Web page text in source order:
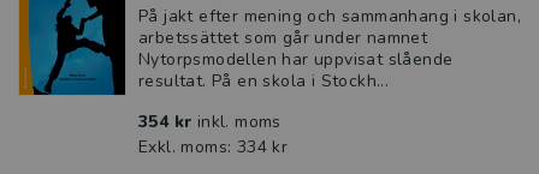
På jakt efter mening och sammanhang i skolan,
arbetssättet som går under namnet
Nytorpsmodellen har uppvisat slående
resultat. På en skola i Stockh...
354 kr inkl. moms
Exkl. moms: 334 kr